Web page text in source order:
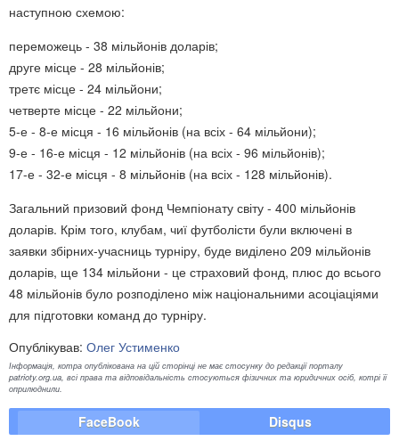
наступною схемою:
переможець - 38 мільйонів доларів;
друге місце - 28 мільйонів;
третє місце - 24 мільйони;
четверте місце - 22 мільйони;
5-е - 8-е місця - 16 мільйонів (на всіх - 64 мільйони);
9-е - 16-е місця - 12 мільйонів (на всіх - 96 мільйонів);
17-е - 32-е місця - 8 мільйонів (на всіх - 128 мільйонів).
Загальний призовий фонд Чемпіонату світу - 400 мільйонів
доларів. Крім того, клубам, чиї футболісти були включені в
заявки збірних-учасниць турніру, буде виділено 209 мільйонів
доларів, ще 134 мільйони - це страховий фонд, плюс до всього
48 мільйонів було розподілено між національними асоціаціями
для підготовки команд до турніру.
Опублікував: Олег Устименко
Інформація, котра опублікована на цій сторінці не має стосунку до редакції порталу
patrioty.org.ua, всі права та відповідальність стосуються фізичних та юридичних осіб, котрі її
оприлюднили.
FaceBook Disqus